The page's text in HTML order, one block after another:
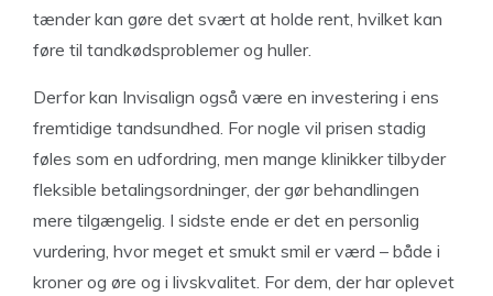
tænder kan gøre det svært at holde rent, hvilket kan
føre til tandkødsproblemer og huller.
Derfor kan Invisalign også være en investering i ens
fremtidige tandsundhed. For nogle vil prisen stadig
føles som en udfordring, men mange klinikker tilbyder
fleksible betalingsordninger, der gør behandlingen
mere tilgængelig. I sidste ende er det en personlig
vurdering, hvor meget et smukt smil er værd – både i
kroner og øre og i livskvalitet. For dem, der har oplevet